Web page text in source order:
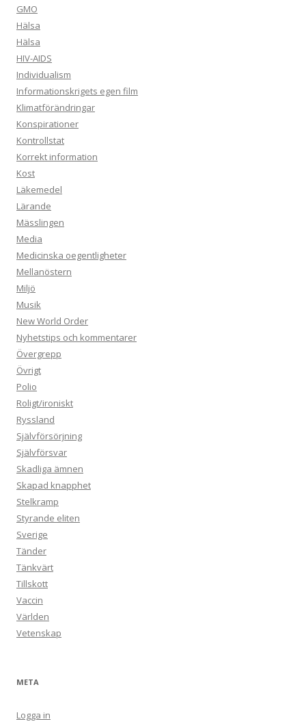
GMO
Hälsa
Hälsa
HIV-AIDS
Individualism
Informationskrigets egen film
Klimatförändringar
Konspirationer
Kontrollstat
Korrekt information
Kost
Läkemedel
Lärande
Mässlingen
Media
Medicinska oegentligheter
Mellanöstern
Miljö
Musik
New World Order
Nyhetstips och kommentarer
Övergrepp
Övrigt
Polio
Roligt/ironiskt
Ryssland
Självförsörjning
Självförsvar
Skadliga ämnen
Skapad knapphet
Stelkramp
Styrande eliten
Sverige
Tänder
Tänkvärt
Tillskott
Vaccin
Världen
Vetenskap
META
Logga in